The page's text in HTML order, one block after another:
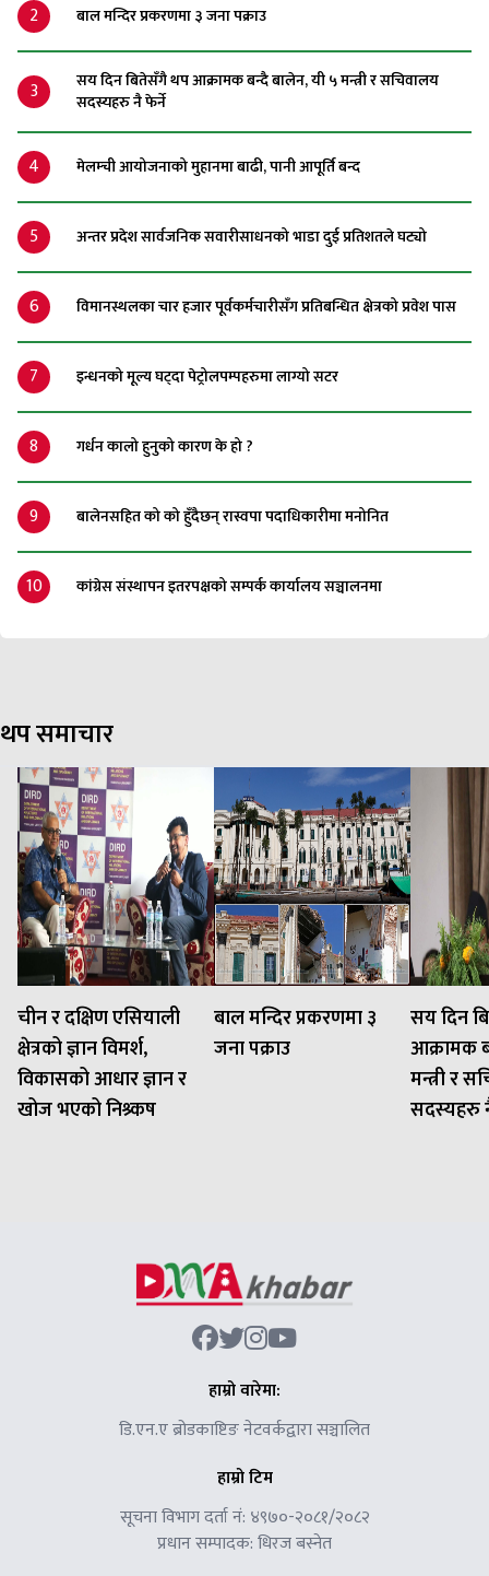
2 बाल मन्दिर प्रकरणमा ३ जना पक्राउ
3
सय दिन बितेसँगै थप आक्रामक बन्दै बालेन, यी ५ मन्त्री र सचिवालय
सदस्यहरु नै फेर्ने
4 मेलम्ची आयोजनाको मुहानमा बाढी, पानी आपूर्ति बन्द
5 अन्तर प्रदेश सार्वजनिक सवारीसाधनको भाडा दुई प्रतिशतले घट्यो
6 विमानस्थलका चार हजार पूर्वकर्मचारीसँग प्रतिबन्धित क्षेत्रको प्रवेश पास
7 इन्धनको मूल्य घट्दा पेट्रोलपम्पहरुमा लाग्यो सटर
8 गर्धन कालो हुनुको कारण के हो ?
9 बालेनसहित को को हुँदैछन् रास्वपा पदाधिकारीमा मनोनित
10 कांग्रेस संस्थापन इतरपक्षको सम्पर्क कार्यालय सञ्चालनमा
थप समाचार
चीन र दक्षिण एसियाली
क्षेत्रको ज्ञान विमर्श,
विकासको आधार ज्ञान र
खोज भएको निश्र्कष
बाल मन्दिर प्रकरणमा ३
जना पक्राउ
सय दिन
आक्रामक
मन्त्री र
सदस्यहरु
हाम्रो वारेमा:
डि.एन.ए ब्रोडकाष्टिङ नेटवर्कद्वारा सञ्चालित
हाम्रो टिम
सूचना विभाग दर्ता नं: ४९७०-२०८१/२०८२
प्रधान सम्पादक: धिरज बस्नेत